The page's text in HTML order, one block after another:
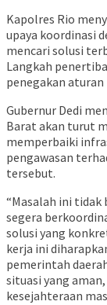
Kapolres Rio
upaya koordinasi
mencari solusi
Langkah
penegakan
Gubernur Dedi
Barat akan turut
memperbaiki
pengawasan
tersebut.
“Masalah ini
segera
solusi yang
kerja ini
pemerintah
situasi yang
kesejahteraan